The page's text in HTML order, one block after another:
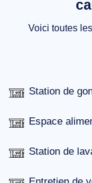
Voici toutes
Station de
Espace
Station de